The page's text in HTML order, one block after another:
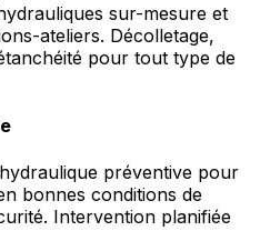
sur-mesure et
ateliers. Décolletage,
pour tout type de
préventive pour
bonnes conditions de
Intervention planifiée